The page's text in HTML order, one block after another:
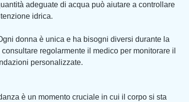
adeguate di acqua può aiutare a controllare
idrica.
donna è unica e ha bisogni diversi durante la
regolarmente il medico per monitorare il
personalizzate.
è un momento cruciale in cui il corpo si sta